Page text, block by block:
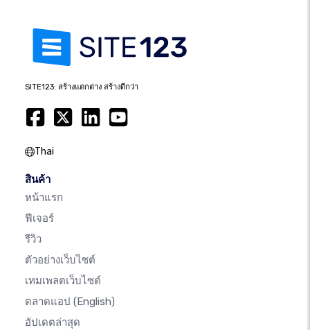
SITE123: สร้างแตกต่าง สร้างดีกว่า
Thai
สินค้า
หน้าแรก
ฟีเจอร์
รีวิว
ตัวอย่างเว็บไซต์
เทมเพลตเว็บไซต์
ตลาดแอป (English)
อัปเดตล่าสุด